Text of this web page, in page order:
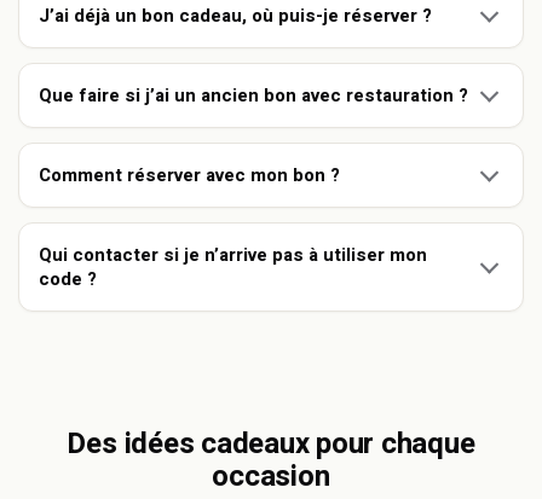
J’ai déjà un bon cadeau, où puis-je réserver ?
Que faire si j’ai un ancien bon avec restauration ?
Comment réserver avec mon bon ?
Qui contacter si je n’arrive pas à utiliser mon
code ?
Des idées cadeaux pour chaque
occasion